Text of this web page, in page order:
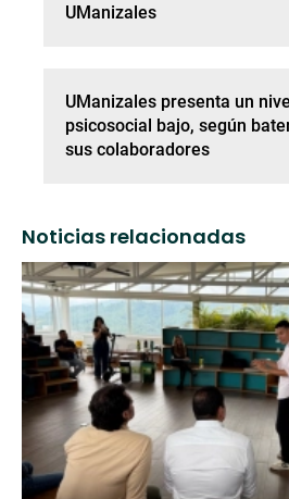
UManizales
UManizales presenta un
psicosocial bajo, según
sus colaboradores
Noticias relacionadas